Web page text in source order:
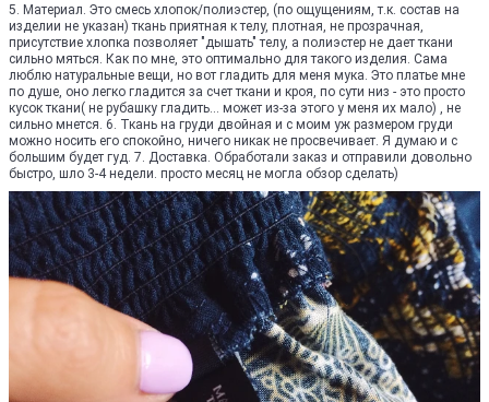
5. Материал. Это смесь хлопок/полиэстер, (по ощущениям, т.к. состав на
изделии не указан) ткань приятная к телу, плотная, не прозрачная,
присутствие хлопка позволяет "дышать" телу, а полиэстер не дает ткани
сильно мяться. Как по мне, это оптимально для такого изделия. Сама
люблю натуральные вещи, но вот гладить для меня мука. Это платье мне
по душе, оно легко гладится за счет ткани и кроя, по сути низ - это просто
кусок ткани( не рубашку гладить... может из-за этого у меня их мало) , не
сильно мнется. 6. Ткань на груди двойная и с моим уж размером груди
можно носить его спокойно, ничего никак не просвечивает. Я думаю и с
большим будет гуд. 7. Доставка. Обработали заказ и отправили довольно
быстро, шло 3-4 недели. просто месяц не могла обзор сделать)